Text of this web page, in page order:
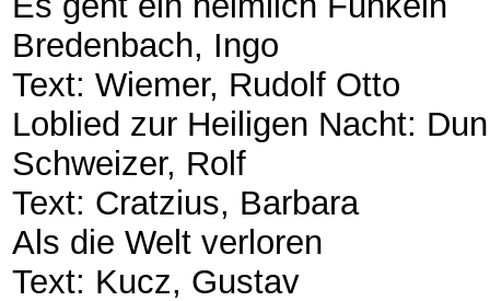
​Bredenbach, Ingo
​Text: Wiemer, Rudolf Otto
​Loblied zur Heiligen Nacht:
​Schweizer, Rolf
​Text: Cratzius, Barbara
​Als die Welt verloren
​Text: Kucz, Gustav